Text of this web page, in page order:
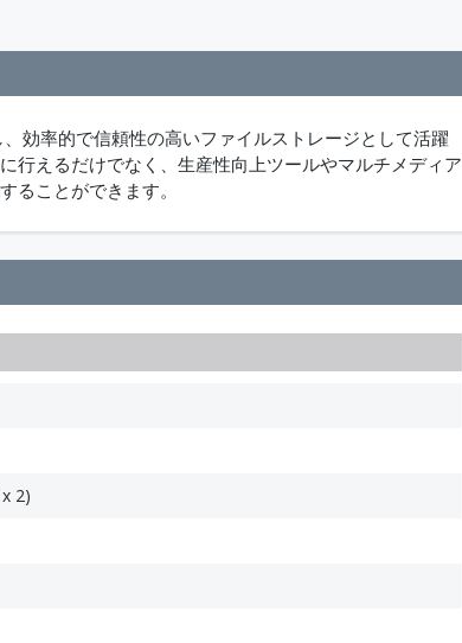
効率的で信頼性の高いファイルストレージとして活躍
行えるだけでなく、生産性向上ツールやマルチメディア
ることができます。
2)